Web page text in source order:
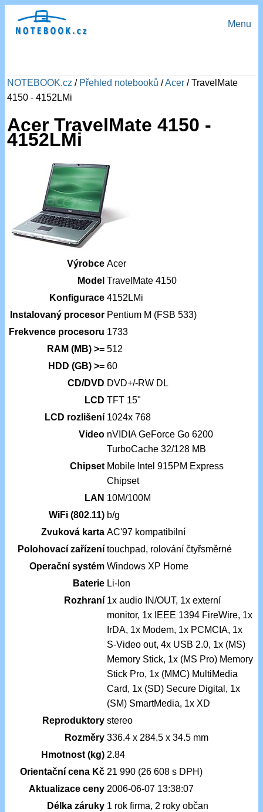
Menu
NOTEBOOK.cz / Přehled notebooků /Acer / TravelMate
4150 - 4152LMi
Acer TravelMate 4150 -
4152LMi
Výrobce Acer
Model TravelMate 4150
Konfigurace 4152LMi
Instalovaný procesor Pentium M (FSB 533)
Frekvence procesoru 1733
RAM (MB) >= 512
HDD (GB) >= 60
CD/DVD DVD+/-RW DL
LCD TFT 15"
LCD rozlišení 1024x 768
Video nVIDIA GeForce Go 6200
TurboCache 32/128 MB
Chipset Mobile Intel 915PM Express
Chipset
LAN 10M/100M
WiFi (802.11) b/g
Zvuková karta AC'97 kompatibilní
Polohovací zařízení touchpad, rolování čtyřsměrné
Operační systém Windows XP Home
Baterie Li-Ion
Rozhraní 1x audio IN/OUT, 1x externí
monitor, 1x IEEE 1394 FireWire, 1x
IrDA, 1x Modem, 1x PCMCIA, 1x
S-Video out, 4x USB 2.0, 1x (MS)
Memory Stick, 1x (MS Pro) Memory
Stick Pro, 1x (MMC) MultiMedia
Card, 1x (SD) Secure Digital, 1x
(SM) SmartMedia, 1x XD
Reproduktory stereo
Rozměry 336.4 x 284.5 x 34.5 mm
Hmotnost (kg) 2.84
Orientační cena Kč 21 990 (26 608 s DPH)
Aktualizace ceny 2006-06-07 13:38:07
Délka záruky 1 rok firma, 2 roky občan